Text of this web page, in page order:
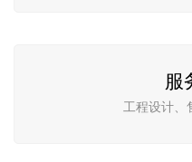
服
工程设计、